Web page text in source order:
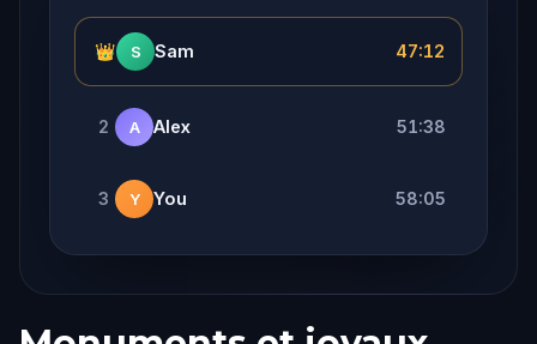
👑 S Sam 47:12
2 A Alex 51:38
3 Y You 58:05